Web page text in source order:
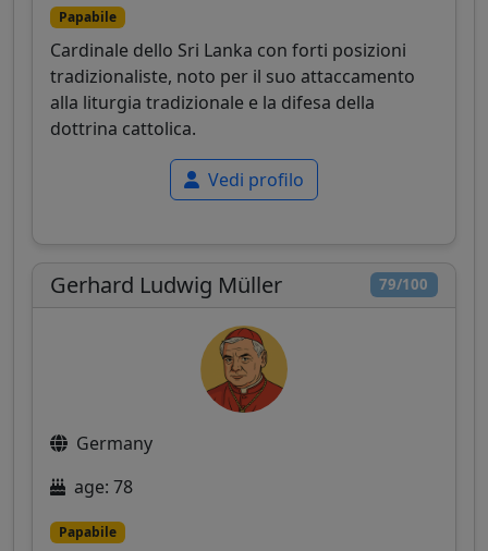
Papabile
Cardinale dello Sri Lanka con forti posizioni
tradizionaliste, noto per il suo attaccamento
alla liturgia tradizionale e la difesa della
dottrina cattolica.
Vedi profilo
79/100
Gerhard Ludwig Müller
Germany
age: 78
Papabile